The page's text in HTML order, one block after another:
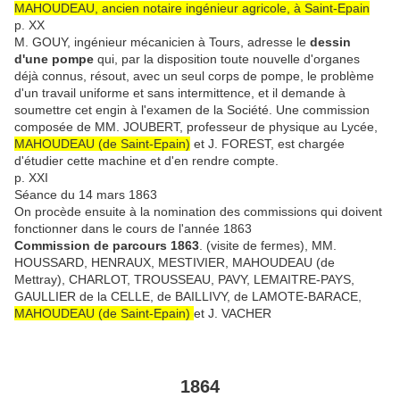
MAHOUDEAU, ancien notaire ingénieur agricole, à Saint-Epain
p. XX
M. GOUY, ingénieur mécanicien à Tours, adresse le dessin
d'une pompe qui, par la disposition toute nouvelle d'organes
déjà connus, résout, avec un seul corps de pompe, le problème
d'un travail uniforme et sans intermittence, et il demande à
soumettre cet engin à l'examen de la Société. Une commission
composée de MM. JOUBERT, professeur de physique au Lycée,
MAHOUDEAU (de Saint-Epain) et J. FOREST, est chargée
d'étudier cette machine et d'en rendre compte.
p. XXI
Séance du 14 mars 1863
On procède ensuite à la nomination des commissions qui doivent
fonctionner dans le cours de l'année 1863
Commission de parcours 1863 . (visite de fermes), MM.
HOUSSARD, HENRAUX, MESTIVIER, MAHOUDEAU (de
Mettray), CHARLOT, TROUSSEAU, PAVY, LEMAITRE-PAYS,
GAULLIER de la CELLE, de BAILLIVY, de LAMOTE-BARACE,
MAHOUDEAU (de Saint-Epain) et J. VACHER
1864